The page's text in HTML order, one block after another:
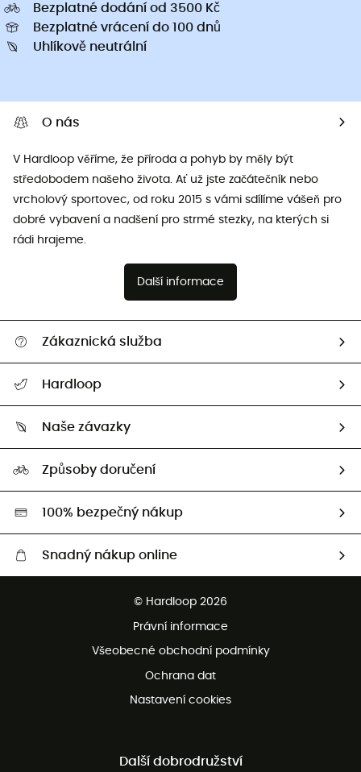
Bezplatné dodání od 3500 Kč
Bezplatné vrácení do 100 dnů
Uhlíkově neutrální
O nás
V Hardloop věříme, že příroda a pohyb by měly být
středobodem našeho života. Ať už jste začátečník nebo
vrcholový sportovec, od roku 2015 s vámi sdílíme vášeň pro
dobré vybavení a nadšení pro strmé stezky, na kterých si
rádi hrajeme.
Další informace
Zákaznická služba
Vrácení zboží a peněz
Hardloop
Naši Ambasadoři
Naše závazky
HardGreen
Způsoby doručení
100% bezpečný nákup
Snadný nákup online
Bezplatná zákaznická služba
© Hardloop 2026
Právní informace
Všeobecné obchodní podmínky
Ochrana dat
Nastavení cookies
Další dobrodružství